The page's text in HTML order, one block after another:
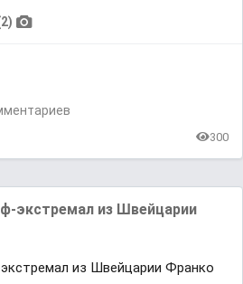
300
экстремал из Швейцарии
из Швейцарии Франко